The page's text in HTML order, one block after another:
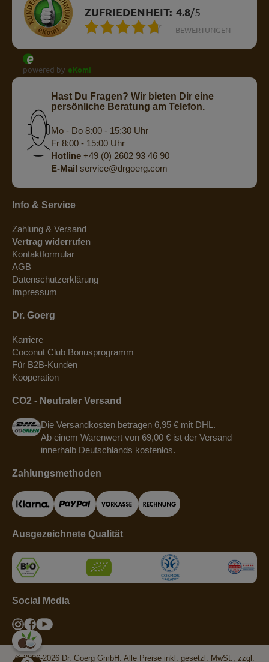
ZUFRIEDENHEIT: 4.8/5
BEWERTUNGEN
powered by eKomi
Hast Du Fragen? Wir bieten Dir eine
persönliche Beratung am Telefon.
Mo - Do 8:00 - 15:30 Uhr
Fr 8:00 - 15:00 Uhr
Hotline +49 (0) 2602 93 46 90
E-Mail service@drgoerg.com
Info & Service
Zahlung & Versand
Vertrag widerrufen
Kontaktformular
AGB
Datenschutzerklärung
Impressum
Dr. Goerg
Karriere
Coconut Club Bonusprogramm
Für B2B-Kunden
Kooperation
CO2 - Neutraler Versand
Die Versandkosten betragen 6,95 € mit DHL.
Ab einem Warenwert von 69,00 € ist der Versand
innerhalb Deutschlands kostenlos.
Zahlungsmethoden
Ausgezeichnete Qualität
Social Media
© 2006-2026 Dr. Goerg GmbH. Alle Preise inkl. gesetzl. MwSt., zzgl.